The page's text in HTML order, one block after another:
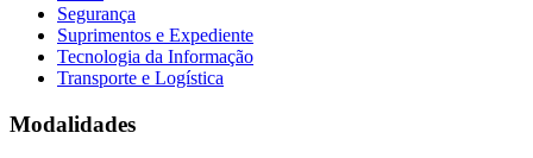
Segurança
Suprimentos e Expediente
Tecnologia da Informação
Transporte e Logística
Modalidades